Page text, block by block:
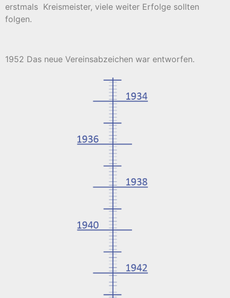
erstmals Kreismeister, viele weiter Erfolge sollten
folgen.
1952 Das neue Vereinsabzeichen war entworfen.